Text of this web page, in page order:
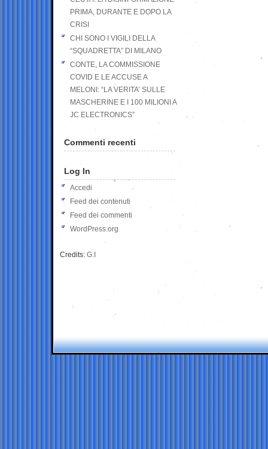
PRIMA, DURANTE E DOPO LA
CRISI
CHI SONO I VIGILI DELLA
“SQUADRETTA” DI MILANO
CONTE, LA COMMISSIONE
COVID E LE ACCUSE A
MELONI: “LA VERITA’ SULLE
MASCHERINE E I 100 MILIONI A
JC ELECTRONICS”
Commenti recenti
Log In
Accedi
Feed dei contenuti
Feed dei commenti
WordPress.org
Credits: G.I